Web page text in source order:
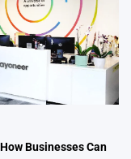
Businesses Can